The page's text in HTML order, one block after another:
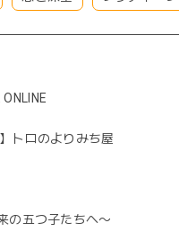
】トロのよりみち屋
の五つ子たちへ〜